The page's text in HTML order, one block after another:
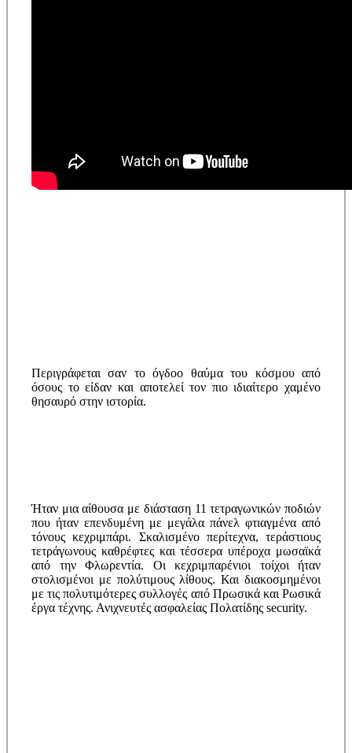
Περιγράφεται σαν το όγδοο θαύμα του κόσμου από
όσους το είδαν και αποτελεί τον πιο ιδιαίτερο χαμένο
θησαυρό στην ιστορία.
Ήταν μια αίθουσα με διάσταση 11 τετραγωνικών ποδιών
που ήταν επενδυμένη με μεγάλα πάνελ φτιαγμένα από
τόνους κεχριμπάρι. Σκαλισμένο περίτεχνα, τεράστιους
τετράγωνους καθρέφτες και τέσσερα υπέροχα μωσαϊκά
από την Φλωρεντία. Οι κεχριμπαρένιοι τοίχοι ήταν
στολισμένοι με πολύτιμους λίθους. Και διακοσμημένοι
με τις πολυτιμότερες συλλογές από Πρωσικά και Ρωσικά
έργα τέχνης. Ανιχνευτές ασφαλείας Πολατίδης security.